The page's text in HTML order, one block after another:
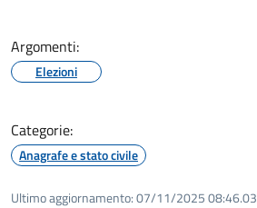
Argomenti:
Elezioni
Categorie:
Anagrafe e stato civile
Ultimo aggiornamento:07/11/2025 08:46.03